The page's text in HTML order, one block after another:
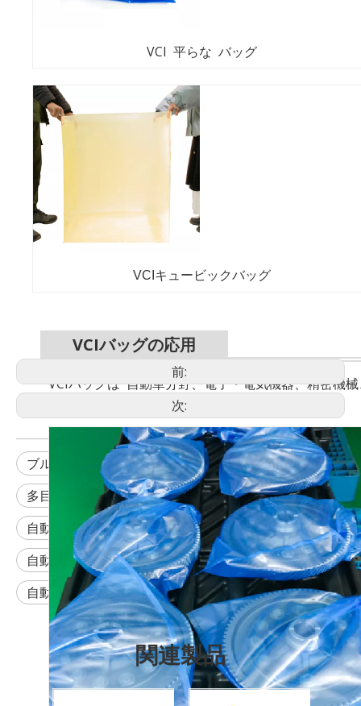
VCI 平らな バッグ
VCIキュービックバッグ
VCIバッグの応用
VCIバッグは自動車分野、電子・電気機器、精密機
ルムとして使用されています。
前:
次:
ブルー VCI バッグ
多目的 VCI バッグ
多目的ブルー VCI バッグ
自動車部品用VCIバッグ
自動車部品用の多目的 VCI バッグ
自動車部品用ブルー VCI バッグ
関連製品